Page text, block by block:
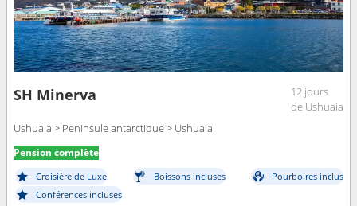
SH Minerva
12 jours
de Ushuaia
Ushuaia > Peninsule antarctique > Ushuaia
Pension complète
Croisière de Luxe Boissons incluses
Pourboires inclus
Conférences incluses